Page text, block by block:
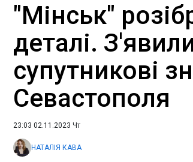
"Мінськ"
деталі.
супутникові
Севастополя
23:03 02.11.2023 Чт
НАТАЛІЯ КАВА